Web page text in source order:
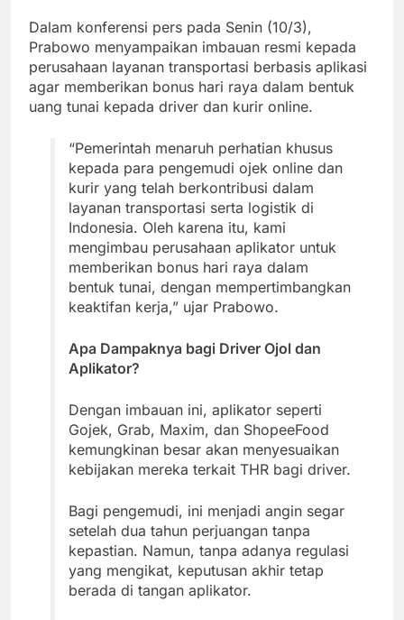
Dalam konferensi pers pada Senin (10/3),
Prabowo menyampaikan imbauan resmi kepada
perusahaan layanan transportasi berbasis aplikasi
agar memberikan bonus hari raya dalam bentuk
uang tunai kepada driver dan kurir online.
“Pemerintah menaruh perhatian khusus
kepada para pengemudi ojek online dan
kurir yang telah berkontribusi dalam
layanan transportasi serta logistik di
Indonesia. Oleh karena itu, kami
mengimbau perusahaan aplikator untuk
memberikan bonus hari raya dalam
bentuk tunai, dengan mempertimbangkan
keaktifan kerja,” ujar Prabowo.
Apa Dampaknya bagi Driver Ojol dan
Aplikator?
Dengan imbauan ini, aplikator seperti
Gojek, Grab, Maxim, dan ShopeeFood
kemungkinan besar akan menyesuaikan
kebijakan mereka terkait THR bagi driver.
Bagi pengemudi, ini menjadi angin segar
setelah dua tahun perjuangan tanpa
kepastian. Namun, tanpa adanya regulasi
yang mengikat, keputusan akhir tetap
berada di tangan aplikator.